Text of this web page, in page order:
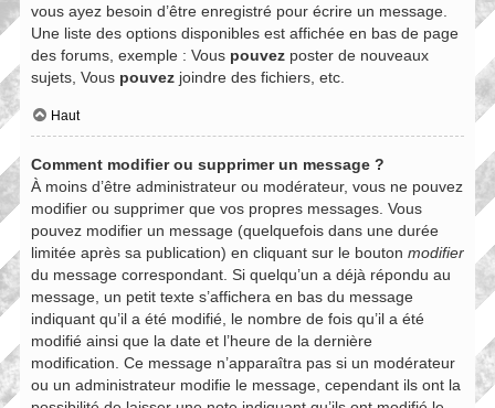
vous ayez besoin d’être enregistré pour écrire un message.
Une liste des options disponibles est affichée en bas de page
des forums, exemple : Vous pouvez poster de nouveaux
sujets, Vous pouvez joindre des fichiers, etc.
Haut
Comment modifier ou supprimer un message ?
À moins d’être administrateur ou modérateur, vous ne pouvez
modifier ou supprimer que vos propres messages. Vous
pouvez modifier un message (quelquefois dans une durée
limitée après sa publication) en cliquant sur le bouton modifier
du message correspondant. Si quelqu’un a déjà répondu au
message, un petit texte s’affichera en bas du message
indiquant qu’il a été modifié, le nombre de fois qu’il a été
modifié ainsi que la date et l’heure de la dernière
modification. Ce message n’apparaîtra pas si un modérateur
ou un administrateur modifie le message, cependant ils ont la